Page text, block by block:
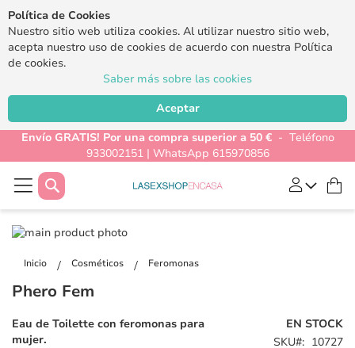
Política de Cookies
Nuestro sitio web utiliza cookies. Al utilizar nuestro sitio web,
acepta nuestro uso de cookies de acuerdo con nuestra Política
de cookies.
Saber más sobre las cookies
Aceptar
Envío GRATIS! Por una compra superior a 50 €- Teléfono
933002151 | WhatsApp 615970856
Buscar
Inicio Cosméticos Feromonas
Saltar
final
la
de
imágenes
de
galería
de
Phero Fem
EN STOCK
SKU
10727
Eau de Toilette con feromonas para
mujer.